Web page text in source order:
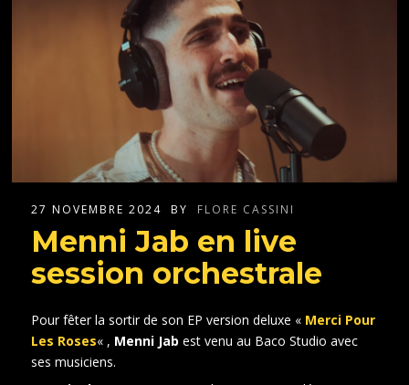
27 NOVEMBRE 2024 BY FLORE CASSINI
Menni Jab en live
session orchestrale
Pour fêter la sortir de son EP version deluxe « Merci Pour
Les Roses« , Menni Jab est venu au Baco Studio avec
ses musiciens.